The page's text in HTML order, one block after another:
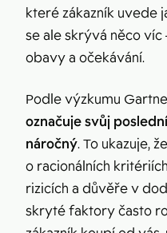
které zákazník uvede
se ale skrývá něco víc
obavy a očekávání.
Podle výzkumu
označuje svůj
náročný. To ukazuje,
o racionálních
rizicích a důvěře v
skryté faktory často